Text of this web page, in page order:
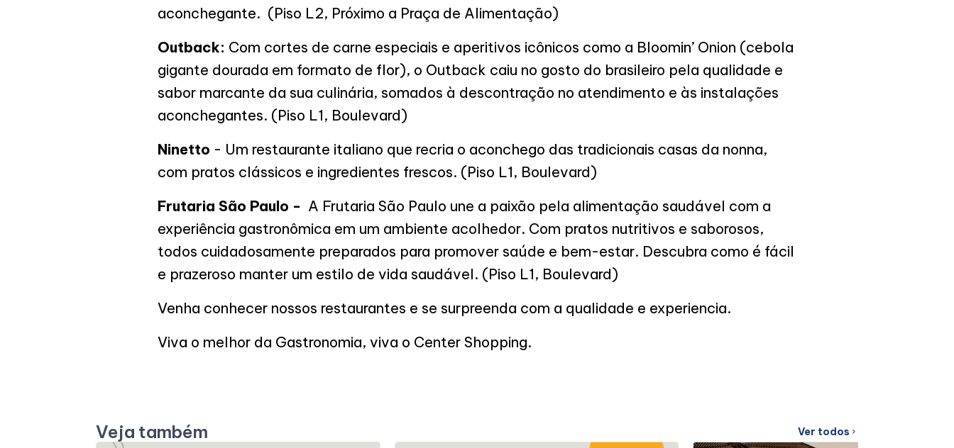
aconchegante. (Piso L2, Próximo a Praça de Alimentação)
Outback: Com cortes de carne especiais e aperitivos icônicos como a Bloomin’ Onion (cebola
gigante dourada em formato de flor), o Outback caiu no gosto do brasileiro pela qualidade e
sabor marcante da sua culinária, somados à descontração no atendimento e às instalações
aconchegantes. (Piso L1, Boulevard)
Ninetto - Um restaurante italiano que recria o aconchego das tradicionais casas da nonna,
com pratos clássicos e ingredientes frescos. (Piso L1, Boulevard)
Frutaria São Paulo - A Frutaria São Paulo une a paixão pela alimentação saudável com a
experiência gastronômica em um ambiente acolhedor. Com pratos nutritivos e saborosos,
todos cuidadosamente preparados para promover saúde e bem-estar. Descubra como é fácil
e prazeroso manter um estilo de vida saudável. (Piso L1, Boulevard)
Venha conhecer nossos restaurantes e se surpreenda com a qualidade e experiencia.
Viva o melhor da Gastronomia, viva o Center Shopping.
Veja também Ver todos chevron_right